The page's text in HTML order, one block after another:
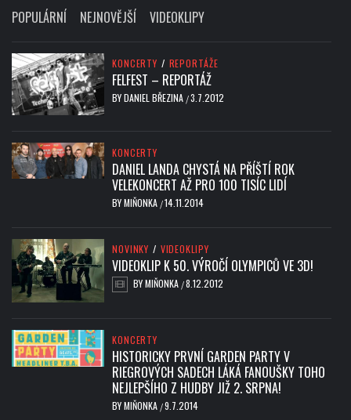
POPULÁRNÍ NEJNOVĚJŠÍ VIDEOKLIPY
KONCERTY / REPORTÁŽE
FELFEST – REPORTÁŽ
BYDANIEL BŘEZINA /3.7.2012
KONCERTY
DANIEL LANDA CHYSTÁ NA PŘÍŠTÍ ROK
VELEKONCERT AŽ PRO 100 TISÍC LIDÍ
BYMIŇONKA /14.11.2014
NOVINKY / VIDEOKLIPY
VIDEOKLIP K 50. VÝROČÍ OLYMPICŮ VE 3D!
BYMIŇONKA /8.12.2012
KONCERTY
HISTORICKY PRVNÍ GARDEN PARTY V
RIEGROVÝCH SADECH LÁKÁ FANOUŠKY TOHO
NEJLEPŠÍHO Z HUDBY JIŽ 2. SRPNA!
BYMIŇONKA /9.7.2014